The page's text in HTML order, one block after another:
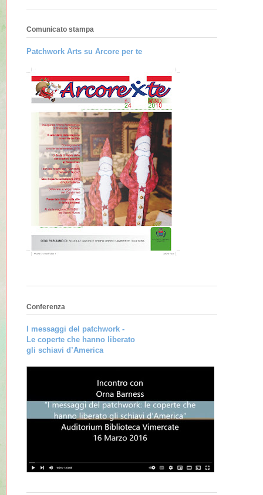
Comunicato stampa
Patchwork Arts su Arcore per te
Conferenza
I messaggi del patchwork -
Le coperte che hanno liberato
gli schiavi d’America